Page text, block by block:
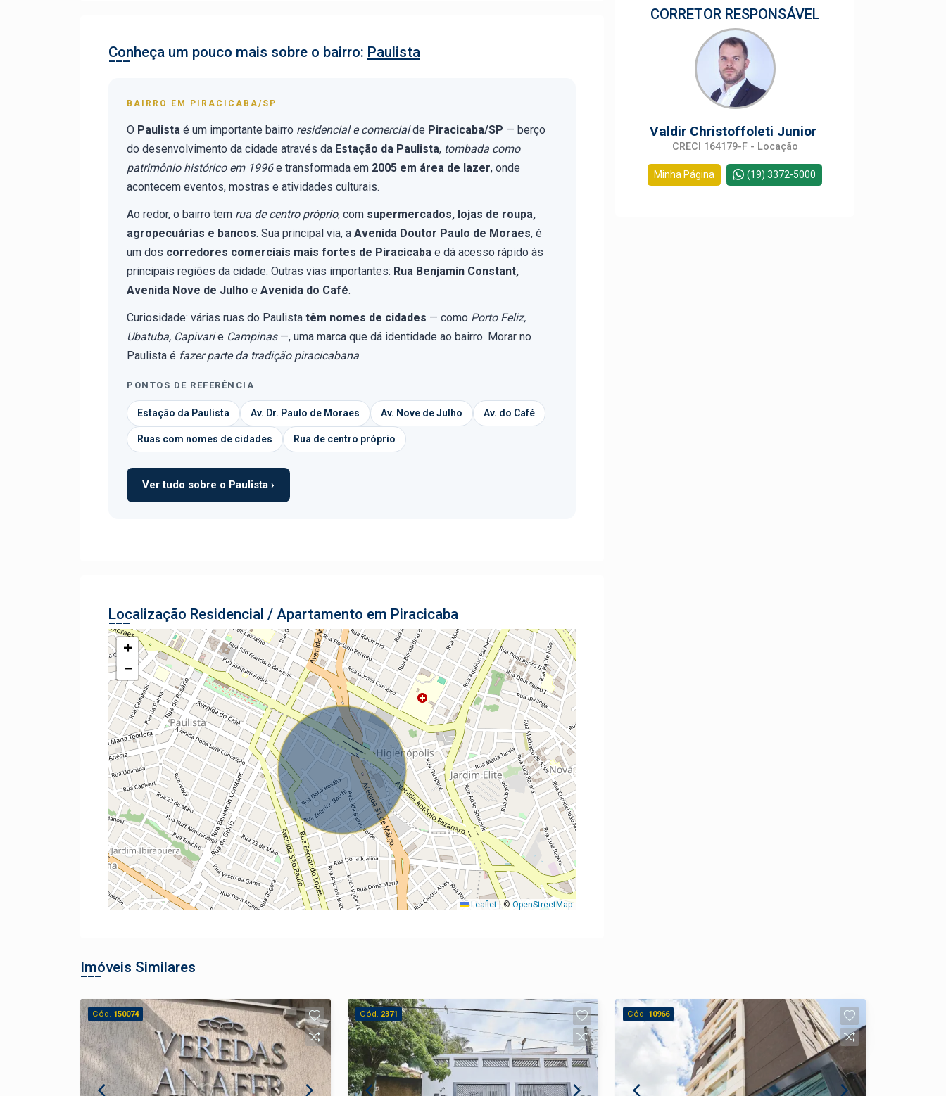
Conheça um pouco mais sobre o bairro: Paulista
BAIRRO EM PIRACICABA/SP
O Paulista é um importante bairro residencial e comercialde Piracicaba/SP — berço
do desenvolvimento da cidade através da Estação da Paulista, tombada como
patrimônio histórico em 1996e transformada em 2005 em área de lazer, onde
acontecem eventos, mostras e atividades culturais.
Ao redor, o bairro tem rua de centro próprio, com supermercados, lojas de roupa,
agropecuárias e bancos. Sua principal via, a Avenida Doutor Paulo de Moraes, é
um dos corredores comerciais mais fortes de Piracicaba e dá acesso rápido às
principais regiões da cidade. Outras vias importantes: Rua Benjamin Constant,
Avenida Nove de Julho e Avenida do Café.
Curiosidade: várias ruas do Paulista têm nomes de cidades — como Porto Feliz,
Ubatuba, Capivarie Campinas—, uma marca que dá identidade ao bairro. Morar no
Paulista é fazer parte da tradição piracicabana.
PONTOS DE REFERÊNCIA
Estação da Paulista Av. Dr. Paulo de Moraes Av. Nove de Julho Av. do Café
Ruas com nomes de cidades Rua de centro próprio
Ver tudo sobre o Paulista ›
Localização Residencial / Apartamento em Piracicaba
+
−
Leaflet | © OpenStreetMap
CORRETOR RESPONSÁVEL
Valdir Christoffoleti Junior
CRECI 164179-F - Locação
Minha Página (19) 3372-5000
Imóveis Similares
Cód. 150074 Cód. 2371 Cód. 10966